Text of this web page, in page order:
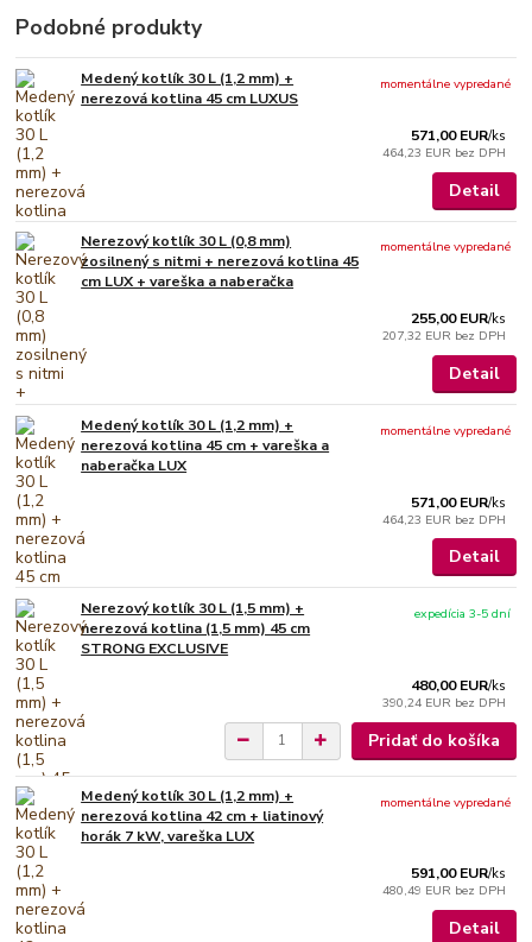
Podobné produkty
Medený kotlík 30 L (1,2 mm) +
nerezová kotlina 45 cm LUXUS
571,00 EUR/ks
464,23 EUR bez DPH
momentálne vypredané
Detail
Nerezový kotlík 30 L (0,8 mm)
zosilnený s nitmi + nerezová kotlina 45
cm LUX + vareška a naberačka
255,00 EUR/ks
207,32 EUR bez DPH
momentálne vypredané
Detail
Medený kotlík 30 L (1,2 mm) +
nerezová kotlina 45 cm + vareška a
naberačka LUX
571,00 EUR/ks
464,23 EUR bez DPH
momentálne vypredané
Detail
Nerezový kotlík 30 L (1,5 mm) +
nerezová kotlina (1,5 mm) 45 cm
STRONG EXCLUSIVE
480,00 EUR/ks
390,24 EUR bez DPH
expedícia 3-5 dní
Pridať do košíka
Medený kotlík 30 L (1,2 mm) +
nerezová kotlina 42 cm + liatinový
horák 7 kW, vareška LUX
591,00 EUR/ks
480,49 EUR bez DPH
momentálne vypredané
Detail